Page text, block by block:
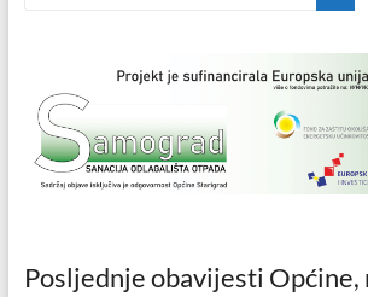
Posljednje obavijesti Općine,